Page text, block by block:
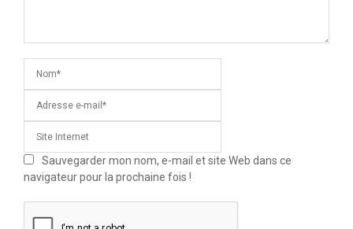
Sauvegarder mon nom, e-mail et site Web dans ce
navigateur pour la prochaine fois !